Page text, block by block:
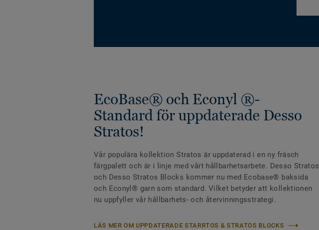
EcoBase® och Econyl ®-
Standard för uppdaterade Desso
Stratos!
Vår populära kollektion Stratos är uppdaterad i en ny fräsch
färgpalett och är i linje med vårt hållbarhetsarbete. Desso Stratos
och Desso Stratos Blocks kommer nu med Ecobase® baksida
och Econyl® garn som standard. Vilket betyder att kollektionen
nu uppfyller vår hållbarhets- och återvinningsstrategi.
LÄS MER OM UPPDATERADE STARRTOS & STRATOS BLOCKS